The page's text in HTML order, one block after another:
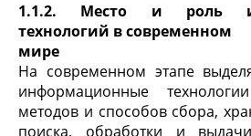
1.1.2. Место и роль
технологий в современном
мире
На современном этапе
информационные
методов и способов сбора,
поиска, обработки и